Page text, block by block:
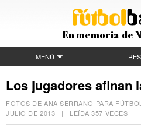
En memoria de
MENÚ
Los jugadores afinan
FOTOS DE ANA SERRANO PARA
JULIO DE 2013 | LEÍDA 357 VECES |